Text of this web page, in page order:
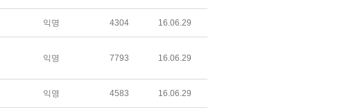
익명 4304 16.06.29
익명 7793 16.06.29
익명 4583 16.06.29